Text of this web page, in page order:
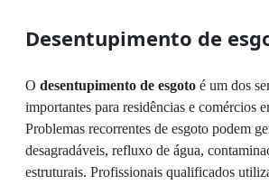
Desentupimento de
O desentupimento de esgoto é um dos
importantes para residências e comércios
Problemas recorrentes de esgoto podem
desagradáveis, refluxo de água,
estruturais. Profissionais qualificados